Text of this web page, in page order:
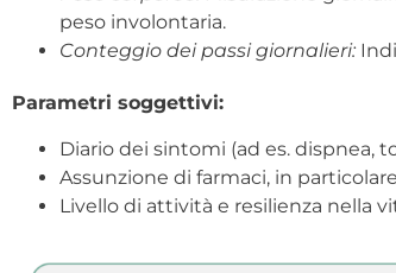
peso involontaria.
Conteggio dei passi giornalieri:
Parametri soggettivi:
Diario dei sintomi (ad es. dispnea,
Assunzione di farmaci, in
Livello di attività e resilienza nella